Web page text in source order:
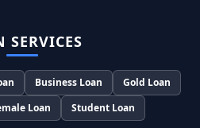
कर सकते है आवेदन
इस प्रकार डाकघर से ले सकते है 5 लाख तक
SERVICES
Business Loan
Gold Loan
Loan Student Loan